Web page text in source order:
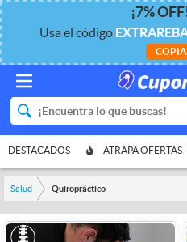
¡7%OFF
Usa el código
DESTACADOS ATRAPA OFERTAS
Salud Quiropráctico